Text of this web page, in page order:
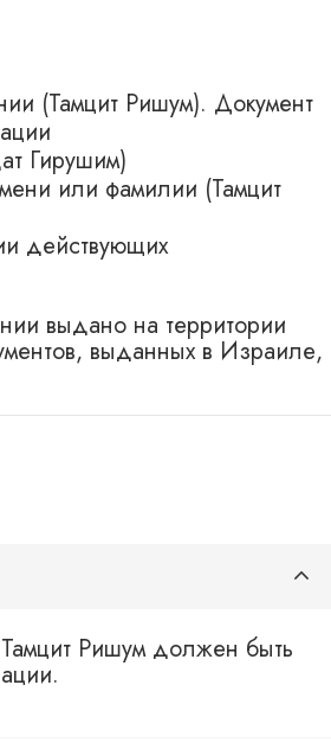
(Тамцит Ришум). Документ
Гирушим)
или фамилии (Тамцит
действующих
выдано на территории
выданных в Израиле,
Ришум должен быть